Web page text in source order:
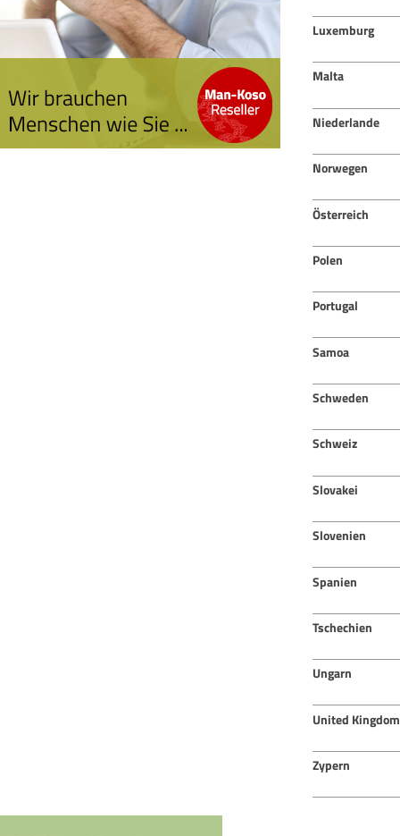
Luxemburg
Malta
Niederlande
Norwegen
Österreich
Polen
Portugal
Samoa
Schweden
Schweiz
Slovakei
Slovenien
Spanien
Tschechien
Ungarn
United Kingdom
Zypern